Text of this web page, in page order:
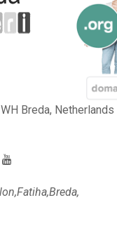
Breda, Netherlands